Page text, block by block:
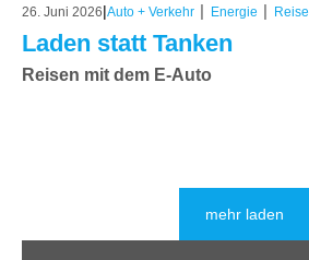
26. Juni 2026|Auto + Verkehr | Energie | Reise
Laden statt Tanken
Reisen mit dem E-Auto
mehr laden